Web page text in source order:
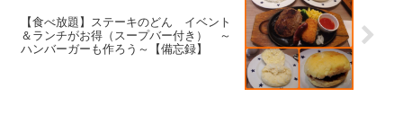
【食べ放題】ステーキのどん イベント
＆ランチがお得（スープバー付き） ～
ハンバーガーも作ろう～【備忘録】